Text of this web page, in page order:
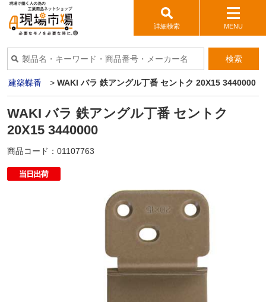
詳細検索 MENU
検索
建築蝶番 > WAKI バラ 鉄アングル丁番 セントク 20X15 3440000
WAKI バラ 鉄アングル丁番 セントク
20X15 3440000
商品コード： 01107763